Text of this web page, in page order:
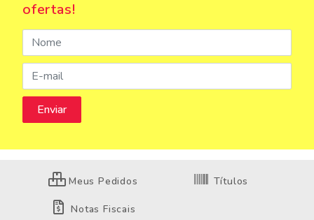
ofertas!
Meus Pedidos Títulos
Notas Fiscais